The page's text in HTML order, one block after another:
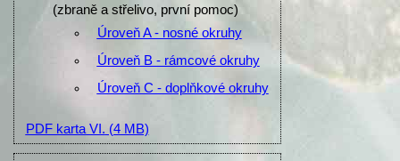
(zbraně a střelivo, první pomoc)
Úroveň A - nosné okruhy
Úroveň B - rámcové okruhy
Úroveň C - doplňkové okruhy
PDF karta VI. (4 MB)